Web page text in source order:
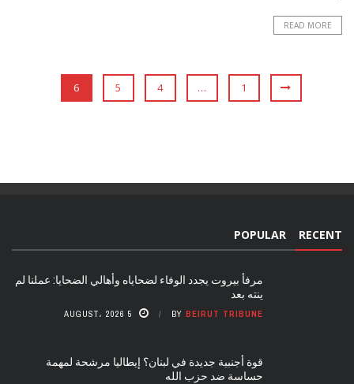
READ MORE
1
…
4
5
6
RECENT
POPULAR
مرفأ بيروت يجدد الوفاء لضحاياه وأهالي الضحايا: عملنا لم
ينته بعد
BY BEIRUT TRIBUNE 5 AUGUST، 2026
قوة أجنبية جديدة في لبنان؟ إيطاليا مرشحة لمهمة
حساسة ضد حزب الله